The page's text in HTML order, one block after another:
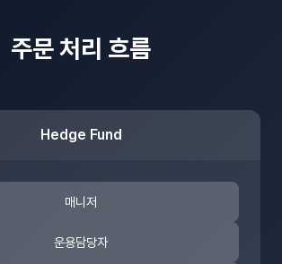
주문 처리 흐름
Hedge Fund
매니저
운용담당자